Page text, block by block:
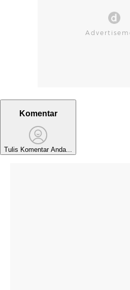
Komentar
Tulis Komentar Anda...